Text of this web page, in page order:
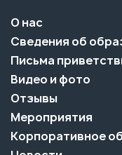
О нас
Сведения об
Письма
Видео и фото
Отзывы
Мероприятия
Корпоративное